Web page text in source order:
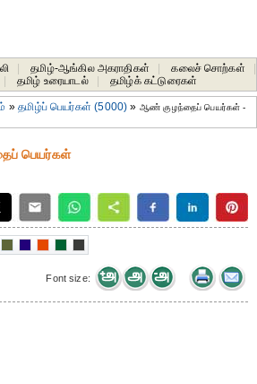
தமிழ்-ஆங்கில அகராதிகள் கலைச் சொற்கள்
தமிழ் உரையாடல் தமிழ்க் கட்டுரைகள்
»தமிழ்ப் பெயர்கள் (5000) » ஆண் குழந்தைப் பெயர்கள் -
பெயர்கள்
Font size: